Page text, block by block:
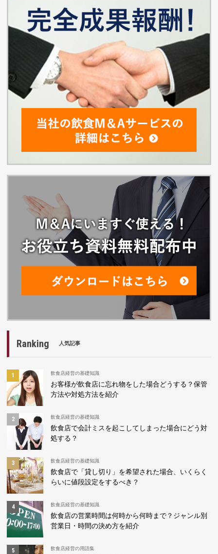
Ranking 人気記事
飲食店経営の基礎知識
お客様が飲食店に忘れ物をした場合どうする？保管
方法や対処方法を紹介
飲食店経営の基礎知識
飲食店で会計ミスを起こしてしまった場合にどう対
処する？
飲食店経営の基礎知識
飲食店で「貸し切り」を希望された場合、いくらく
らいに値段設定をするべき？
飲食店経営の基礎知識
飲食店の営業時間は何時から何時まで？ジャンル別
営業日・時間の決め方を紹介
飲食店経営の用語集